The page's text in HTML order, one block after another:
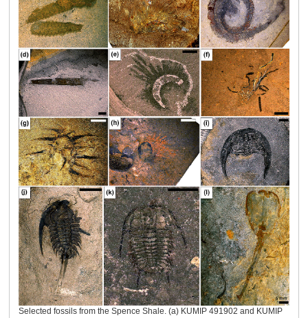
Selected fossils from the Spence Shale. (a) KUMIP 491902 and KUMIP